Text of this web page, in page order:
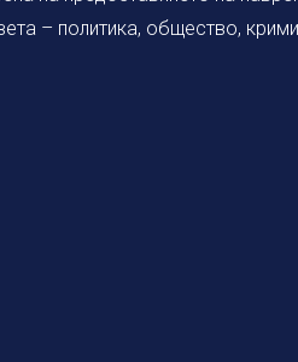
– политика, общество,